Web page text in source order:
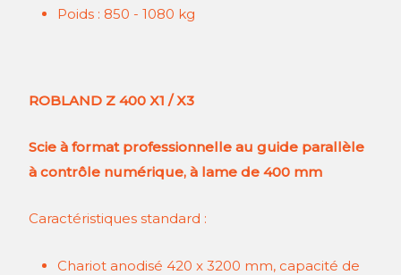
Poids : 850 - 1080 kg
ROBLAND Z 400 X1 / X3
Scie à format professionnelle au guide parallèle
à contrôle numérique, à lame de 400 mm
Caractéristiques standard :
Chariot anodisé 420 x 3200 mm, capacité de